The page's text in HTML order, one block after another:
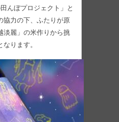
んぼプロジェクト」と
協力の下、ふたりが原
淡麗」の米作りから挑
ります。